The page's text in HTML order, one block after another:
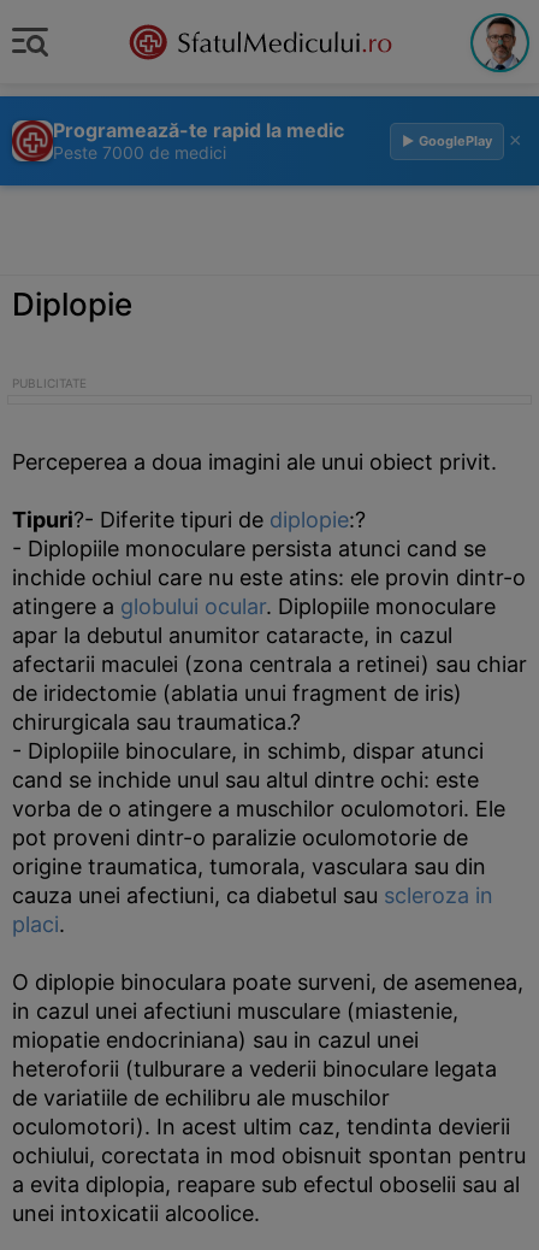
Programează-te rapid la medic
Peste 7000 de medici
▶ GooglePlay ×
Diplopie
Perceperea a doua imagini ale unui obiect privit.
Tipuri?- Diferite tipuri de diplopie:?
- Diplopiile monoculare persista atunci cand se
inchide ochiul care nu este atins: ele provin dintr-o
atingere a globului ocular. Diplopiile monoculare
apar la debutul anumitor cataracte, in cazul
afectarii maculei (zona centrala a retinei) sau chiar
de iridectomie (ablatia unui fragment de iris)
chirurgicala sau traumatica.?
- Diplopiile binoculare, in schimb, dispar atunci
cand se inchide unul sau altul dintre ochi: este
vorba de o atingere a muschilor oculomotori. Ele
pot proveni dintr-o paralizie oculomotorie de
origine traumatica, tumorala, vasculara sau din
cauza unei afectiuni, ca diabetul sau scleroza in
placi.
O diplopie binoculara poate surveni, de asemenea,
in cazul unei afectiuni musculare (miastenie,
miopatie endocriniana) sau in cazul unei
heteroforii (tulburare a vederii binoculare legata
de variatiile de echilibru ale muschilor
oculomotori). In acest ultim caz, tendinta devierii
ochiului, corectata in mod obisnuit spontan pentru
a evita diplopia, reapare sub efectul oboselii sau al
unei intoxicatii alcoolice.